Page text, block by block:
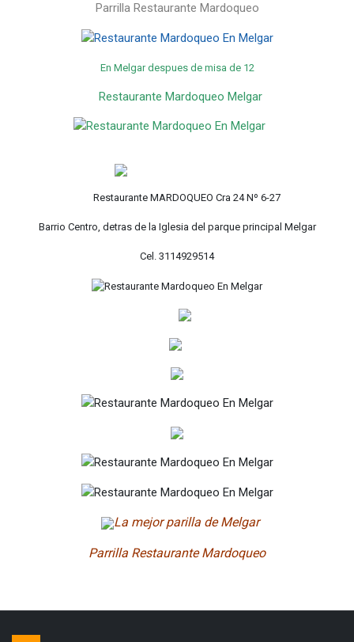
Parrilla Restaurante Mardoqueo
En Melgar despues de misa de 12
Restaurante Mardoqueo Melgar
Restaurante MARDOQUEO Cra 24 Nº 6-27
Barrio Centro, detras de la Iglesia del parque principal Melgar
Cel. 3114929514
La mejor parilla de Melgar
Parrilla Restaurante Mardoqueo